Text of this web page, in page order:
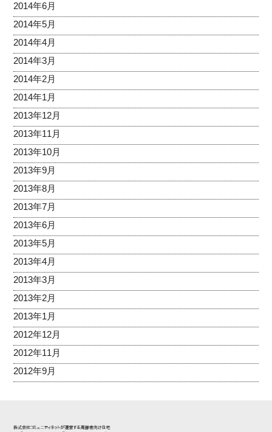
2014年6月
2014年5月
2014年4月
2014年3月
2014年2月
2014年1月
2013年12月
2013年11月
2013年10月
2013年9月
2013年8月
2013年7月
2013年6月
2013年5月
2013年4月
2013年3月
2013年2月
2013年1月
2012年12月
2012年11月
2012年9月